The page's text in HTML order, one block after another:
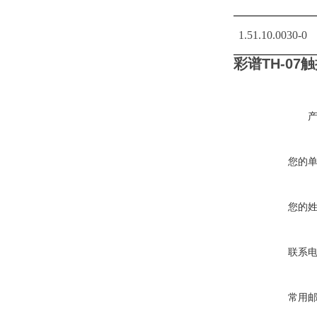
1.51.10.0030-0
彩谱TH-07
您的
您的
联系
常用